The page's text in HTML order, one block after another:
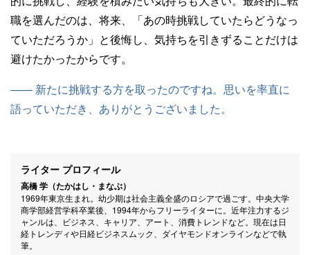
職を選んだのは、将来、「あの時挑戦していたらどうなっ
ていただろうか」と後悔し、気持ちを引きずることだけは
避けたかったからです。
—— 新たに挑戦する方を取ったのですね。思いを率直に
語っていただき、ありがとうございました。
ライター プロフィール
高橋 学（たかはし・まなぶ）
1969年東京生まれ。幼少期は社会主義全盛のロシアで過ごす。中央大学
商学部経営学科卒業後、1994年からフリーライターに。近年注力するジ
ャンルは、ビジネス、キャリア、アート、消費トレンドなど。現在は日
経トレンディや日経ビジネスムック、ダイヤモンドオンラインなどで執
筆。